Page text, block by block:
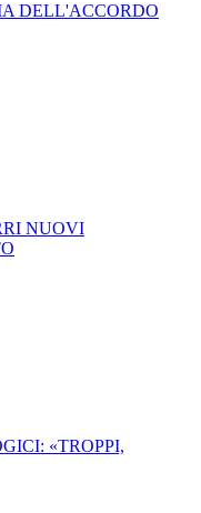
DELL'ACCORDO
NUOVI
«TROPPI,